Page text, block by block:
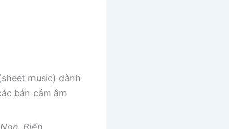
music) dành
bản cảm âm